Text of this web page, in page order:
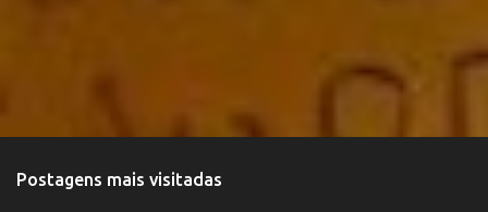
Postagens mais visitadas